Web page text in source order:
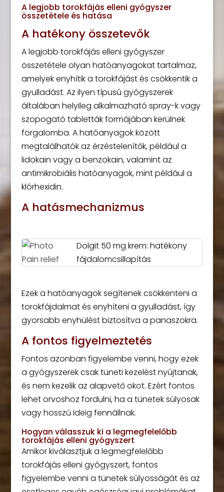
A legjobb torokfájás elleni gyógyszer
összetétele és hatása
A hatékony összetevők
A legjobb torokfájás elleni gyógyszer
összetétele olyan hatóanyagokat tartalmaz,
amelyek enyhítik a torokfájást és csökkentik a
gyulladást. Az ilyen típusú gyógyszerek
általában helyileg alkalmazható spray-k vagy
szopogató tabletták formájában kerülnek
forgalomba. A hatóanyagok között
megtalálhatók az érzéstelenítők, például a
lidokain vagy a benzokain, valamint az
antimikrobiális hatóanyagok, mint például a
klórhexidin.
A hatásmechanizmus
Dolgit 50 mg krem: hatékony
fájdalomcsillapítás
Ezek a hatóanyagok segítenek csökkenteni a
torokfájdalmat és enyhíteni a gyulladást, így
gyorsabb enyhülést biztosítva a panaszokra.
A fontos figyelmeztetés
Fontos azonban figyelembe venni, hogy ezek
a gyógyszerek csak tüneti kezelést nyújtanak,
és nem kezelik az alapvető okot. Ezért fontos
lehet orvoshoz fordulni, ha a tünetek súlyosak
vagy hosszú ideig fennállnak.
Hogyan válasszuk ki a legmegfelelőbb
torokfájás elleni gyógyszert
Amikor kiválasztjuk a legmegfelelőbb
torokfájás elleni gyógyszert, fontos
figyelembe venni a tünetek súlyosságát és az